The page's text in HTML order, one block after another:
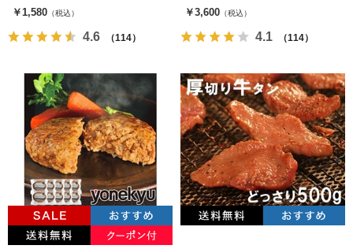
￥1,580 （税込）
4.6 （114）
￥3,600 （税込）
4.1 （114）